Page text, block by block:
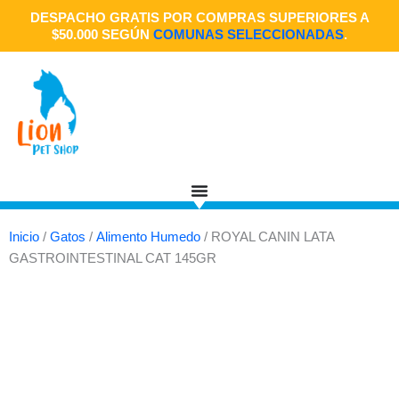
contenido
DESPACHO GRATIS POR COMPRAS SUPERIORES A
$50.000 SEGÚN COMUNAS SELECCIONADAS.
Inicio / Gatos / Alimento Humedo / ROYAL CANIN LATA
GASTROINTESTINAL CAT 145GR